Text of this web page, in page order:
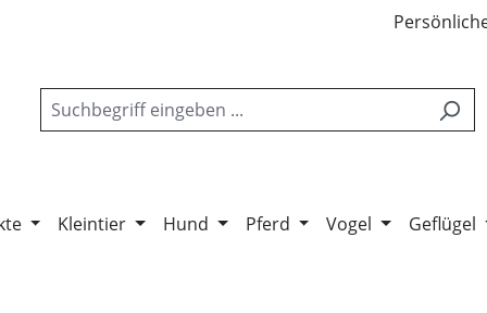
Kleintier Hund Pferd Vogel Geflügel